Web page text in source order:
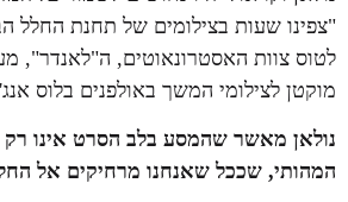
"צפינו שעות בצילומים של תחנת החלל
לטוס צוות האסטרונאוטים, ה"לאנדר",
מוקטן לצילומי המשך באולפנים בלוס
נולאן מאשר שהמסע בלב הסרט אינו רק
המהותי, שככל שאנחנו מרחיקים אל